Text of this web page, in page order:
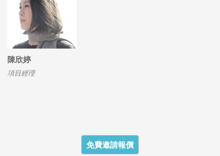
陳欣婷
項目經理
免費邀請報價